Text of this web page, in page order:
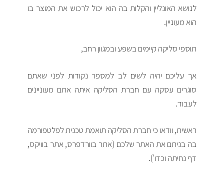
לנושא האונליין והקלות בה הוא יכול לרכוש את המוצר בו
הוא מעוניין.
תוספי סליקה קיימים בשפע ובמגוון רחב,
אך עליכם יהיה לשים לב למספר נקודות לפני שאתם
סוגרים עסקה עם חברת הסליקה איתה אתם מעוניינים
לעבוד.
ראשית, וודאו כי חברת הסליקה תואמת טכנית לפלטפורמה
בה בניתם את האתר שלכם (אתר בוורדפרס, אתר בוויקס,
דף נחיתה וכדו').